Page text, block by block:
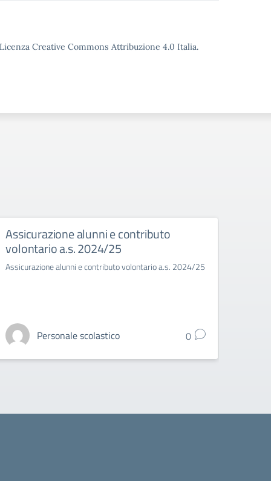
Creative Commons Attribuzione 4.0 Italia.
Assicurazione alunni e contributo
volontario a.s. 2024/25
Assicurazione alunni e contributo volontario a.s. 2024/25
Personale scolastico 0